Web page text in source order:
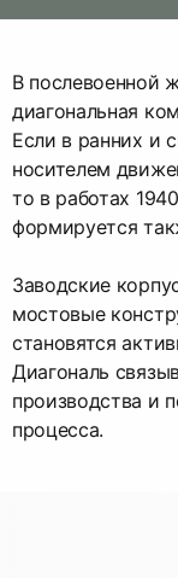
В послевоенной
диагональная
Если в ранних и
носителем
то в работах
формируется
Заводские
мостовые
становятся
Диагональ
производства и
процесса.